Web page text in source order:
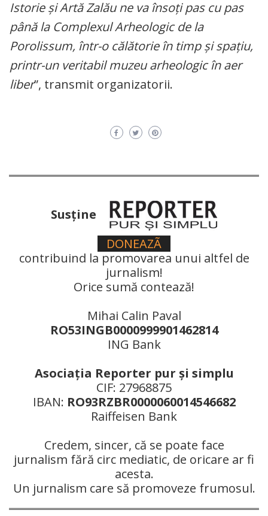
Istorie și Artă Zalău ne va însoți pas cu pas
până la Complexul Arheologic de la
Porolissum, într-o călătorie în timp și spațiu,
printr-un veritabil muzeu arheologic în aer
liber”, transmit organizatorii.
Susţine
DONEAZÃ
contribuind la promovarea unui altfel de
jurnalism!
Orice sumă contează!
Mihai Calin Paval
RO53INGB0000999901462814
ING Bank
Asociaţia Reporter pur şi simplu
CIF: 27968875
IBAN: RO93RZBR0000060014546682
Raiffeisen Bank
Credem, sincer, că se poate face
jurnalism fără circ mediatic, de oricare ar fi
acesta.
Un jurnalism care să promoveze frumosul.